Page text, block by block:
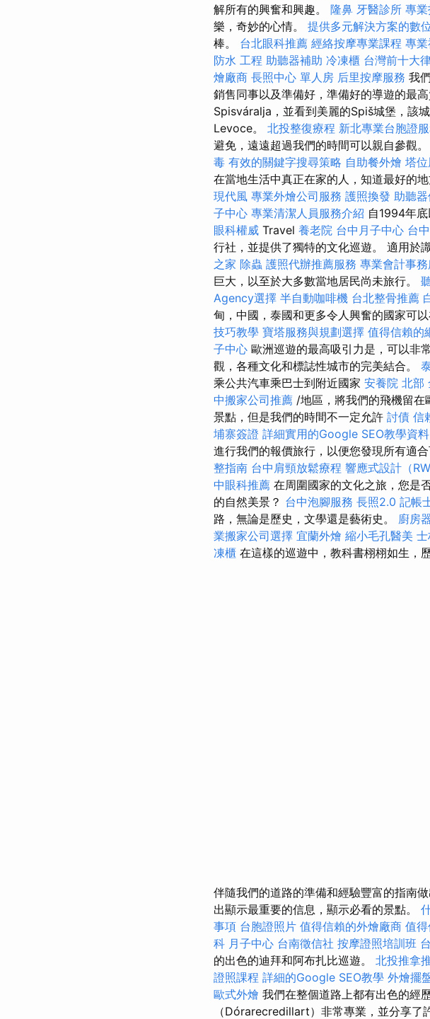
解所有的興奮和興趣。 隆鼻 牙醫診所 專
樂，奇妙的心情。 提供多元解決方案的數
棒。 台北眼科推薦 經絡按摩專業課程 專
防水 工程 助聽器補助 冷凍櫃 台灣前十大
燴廠商 長照中心 單人房 后里按摩服務 我
銷售同事以及準備好，準備好的導遊的最
Spisváralja，並看到美麗的Spiš城堡，該
Levoce。 北投整復療程 新北專業台胞證
避免，遠遠超過我們的時間可以親自參觀。
毒 有效的關鍵字搜尋策略 自助餐外燴 塔
在當地生活中真正在家的人，知道最好的
現代風 專業外燴公司服務 護照換發 助聽
子中心 專業清潔人員服務介紹 自1994年
眼科權威 Travel 養老院 台中月子中心 台
行社，並提供了獨特的文化巡遊。 適用於
之家 除蟲 護照代辦推薦服務 專業會計事
巨大，以至於大多數當地居民尚未旅行。
Agency選擇 半自動咖啡機 台北整骨推薦
甸，中國，泰國和更多令人興奮的國家可
技巧教學 寶塔服務與規劃選擇 值得信賴的
子中心 歐洲巡遊的最高吸引力是，可以非
觀，各種文化和標誌性城市的完美結合。
乘公共汽車乘巴士到附近國家 安養院 北部
中搬家公司推薦 /地區，將我們的飛機留在
景點，但是我們的時間不一定允許 討債 信
埔寨簽證 詳細實用的Google SEO教學資料
進行我們的報價旅行，以便您發現所有適
整指南 台中肩頸放鬆療程 響應式設計（
中眼科推薦 在周圍國家的文化之旅，您是
的自然美景？ 台中泡腳服務 長照2.0 記帳
路，無論是歷史，文學還是藝術史。 廚房
業搬家公司選擇 宜蘭外燴 縮小毛孔醫美
凍櫃 在這樣的巡遊中，教科書栩栩如生，
伴隨我們的道路的準備和經驗豐富的指南
出顯示最重要的信息，顯示必看的景點。
事項 台胞證照片 值得信賴的外燴廠商 值
科 月子中心 台南徵信社 按摩證照培訓班
的出色的迪拜和阿布扎比巡遊。 北投推拿
證照課程 詳細的Google SEO教學 外燴擺
歐式外燴 我們在整個道路上都有出色的經
（Dórarecredillart）非常專業，並分享了